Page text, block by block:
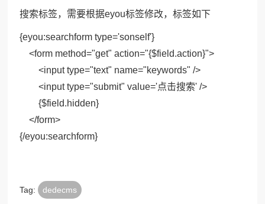
搜索标签，需要根据eyou标签修改，标签如下
{eyou:searchform type='sonself'}
<form method="get" action="{$field.action}">
<input type="text" name="keywords" />
<input type="submit" value='点击搜索' />
{$field.hidden}
</form>
{/eyou:searchform}
Tag: dedecms